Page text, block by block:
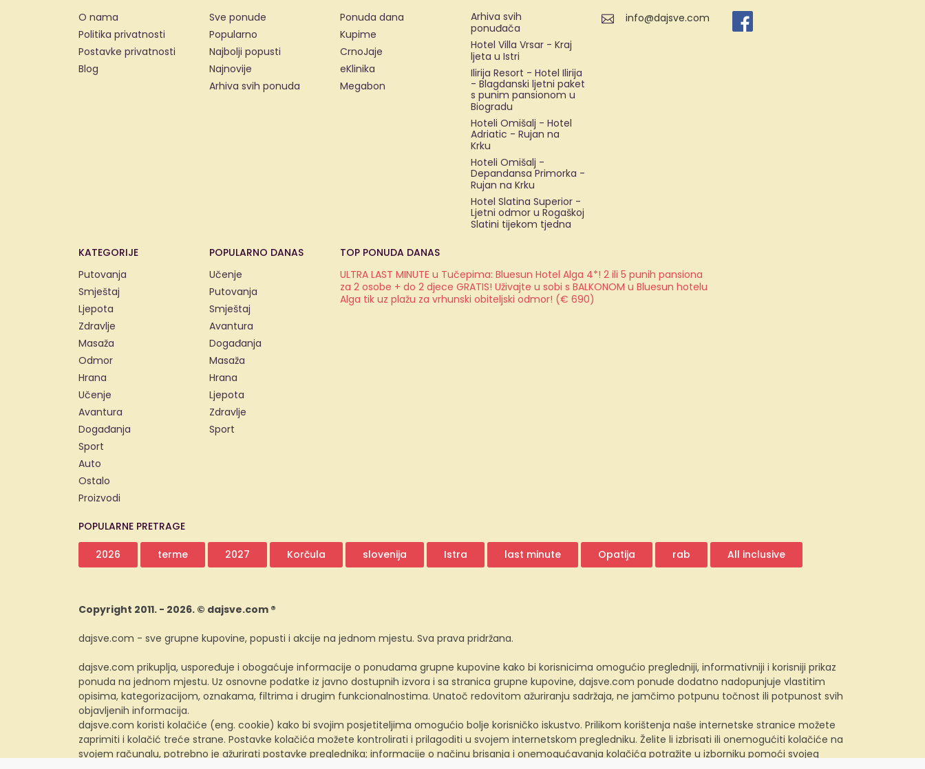
O nama
Politika privatnosti
Postavke privatnosti
Blog
Sve ponude
Popularno
Najbolji popusti
Najnovije
Arhiva svih ponuda
Ponuda dana
Kupime
CrnoJaje
eKlinika
Megabon
Arhiva svih
ponuđača
Hotel Villa Vrsar - Kraj
ljeta u Istri
Ilirija Resort - Hotel Ilirija
- Blagdanski ljetni paket
s punim pansionom u
Biogradu
Hoteli Omišalj - Hotel
Adriatic - Rujan na
Krku
Hoteli Omišalj -
Depandansa Primorka -
Rujan na Krku
Hotel Slatina Superior -
Ljetni odmor u Rogaškoj
Slatini tijekom tjedna
info@dajsve.com
KATEGORIJE
Putovanja
Smještaj
Ljepota
Zdravlje
Masaža
Odmor
Hrana
Učenje
Avantura
Događanja
Sport
Auto
Ostalo
Proizvodi
POPULARNO DANAS
Učenje
Putovanja
Smještaj
Avantura
Događanja
Masaža
Hrana
Ljepota
Zdravlje
Sport
TOP PONUDA DANAS
ULTRA LAST MINUTE u Tučepima: Bluesun Hotel Alga 4*! 2 ili 5 punih pansiona
za 2 osobe + do 2 djece GRATIS! Uživajte u sobi s BALKONOM u Bluesun hotelu
Alga tik uz plažu za vrhunski obiteljski odmor! (€ 690)
POPULARNE PRETRAGE
2026 terme 2027 Korčula slovenija Istra last minute Opatija rab All inclusive
Copyright 2011. - 2026. © dajsve.com ®
dajsve.com - sve grupne kupovine, popusti i akcije na jednom mjestu. Sva prava pridržana.
dajsve.com prikuplja, uspoređuje i obogaćuje informacije o ponudama grupne kupovine kako bi korisnicima omogućio pregledniji, informativniji i korisniji prikaz
ponuda na jednom mjestu. Uz osnovne podatke iz javno dostupnih izvora i sa stranica grupne kupovine, dajsve.com ponude dodatno nadopunjuje vlastitim
opisima, kategorizacijom, oznakama, filtrima i drugim funkcionalnostima. Unatoč redovitom ažuriranju sadržaja, ne jamčimo potpunu točnost ili potpunost svih
objavljenih informacija.
dajsve.com koristi kolačiće (eng. cookie) kako bi svojim posjetiteljima omogućio bolje korisničko iskustvo. Prilikom korištenja naše internetske stranice možete
zaprimiti i kolačić treće strane. Postavke kolačića možete kontrolirati i prilagoditi u svojem internetskom pregledniku. Želite li izbrisati ili onemogućiti kolačiće na
svojem računalu, potrebno je ažurirati postavke preglednika; informacije o načinu brisanja i onemogućavanja kolačića potražite u izborniku pomoći svojeg